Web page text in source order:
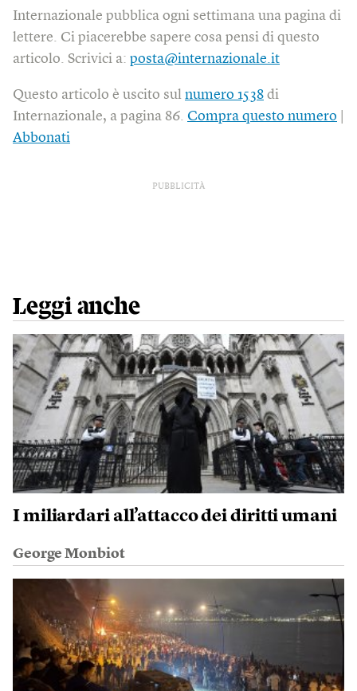
Internazionale pubblica ogni settimana una pagina di
lettere. Ci piacerebbe sapere cosa pensi di questo
articolo. Scrivici a: posta@internazionale.it
Questo articolo è uscito sul numero 1538 di
Internazionale, a pagina 86. Compra questo numero
Abbonati
PUBBLICITÀ
Leggi anche
I miliardari all’attacco dei diritti umani
George Monbiot